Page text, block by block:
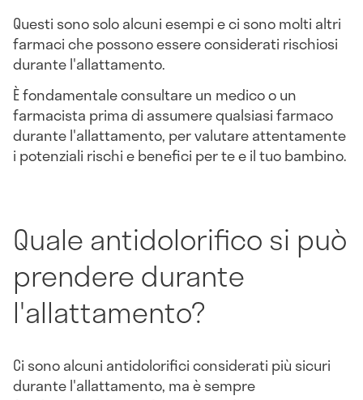
Questi sono solo alcuni esempi e ci sono molti altri
farmaci che possono essere considerati rischiosi
durante l'allattamento.
È fondamentale consultare un medico o un
farmacista prima di assumere qualsiasi farmaco
durante l'allattamento, per valutare attentamente
i potenziali rischi e benefici per te e il tuo bambino.
Quale antidolorifico si può
prendere durante
l'allattamento?
Ci sono alcuni antidolorifici considerati più sicuri
durante l'allattamento, ma è sempre